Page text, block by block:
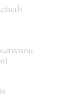
ว่ายน้ำ
สาธารณะ
ท์
.